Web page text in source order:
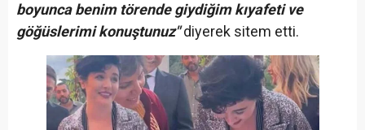
boyunca benim törende giydiğim kıyafeti ve
göğüslerimi konuştunuz"diyerek sitem etti.